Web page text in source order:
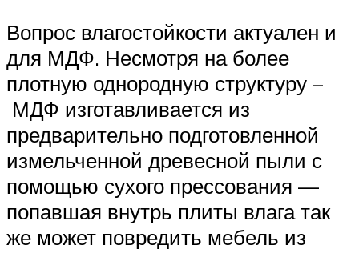
Вопрос влагостойкости актуален и
для МДФ. Несмотря на более
плотную однородную структуру –
МДФ изготавливается из
предварительно подготовленной
измельченной древесной пыли с
помощью сухого прессования —
попавшая внутрь плиты влага так
же может повредить мебель из